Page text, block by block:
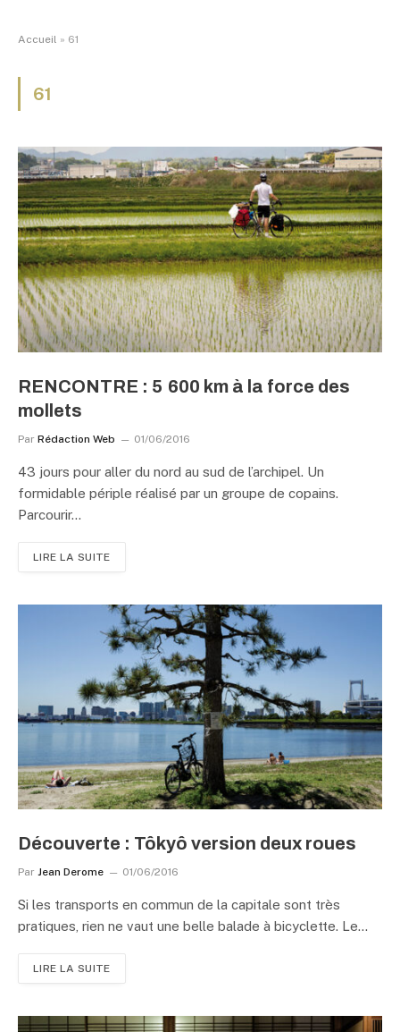
Accueil » 61
61
RENCONTRE : 5 600 km à la force des
mollets
Par Rédaction Web 01/06/2016
43 jours pour aller du nord au sud de l’archipel. Un
formidable périple réalisé par un groupe de copains.
Parcourir…
LIRE LA SUITE
Découverte : Tôkyô version deux roues
Par Jean Derome 01/06/2016
Si les transports en commun de la capitale sont très
pratiques, rien ne vaut une belle balade à bicyclette. Le…
LIRE LA SUITE